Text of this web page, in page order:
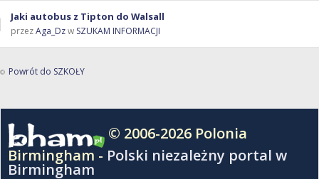
Jaki autobus z Tipton do Walsall
przezAga_Dzw SZUKAM INFORMACJI
Powrót do SZKOŁY
© 2006-2026 Polonia
Birmingham - Polski niezależny portal w
Birmingham